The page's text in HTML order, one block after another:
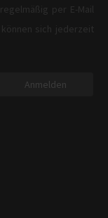
per E-Mail
sich jederzeit
Anmelden